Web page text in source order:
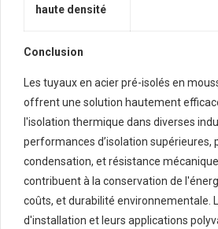
haute densité
Conclusion
Les tuyaux en acier pré-isolés en
offrent une solution hautement
l'isolation thermique dans diverses
performances d’isolation supérieures,
condensation, et résistance
contribuent à la conservation de
coûts, et durabilité environnementale.
d'installation et leurs applications